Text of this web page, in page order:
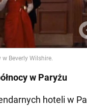
w Paryżu
hoteli w